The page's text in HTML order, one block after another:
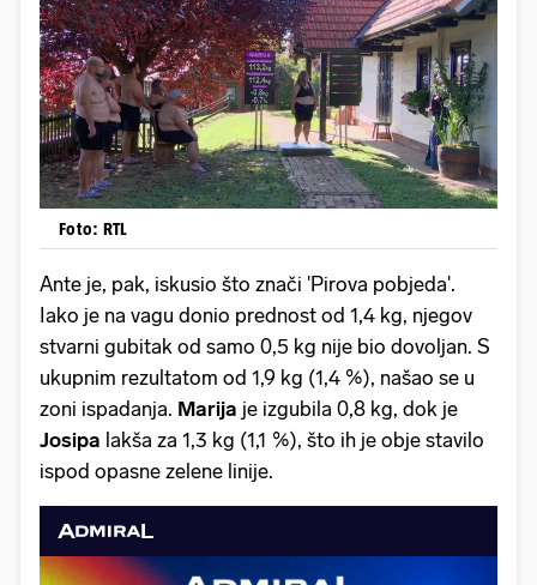
Foto: RTL
Ante je, pak, iskusio što znači 'Pirova pobjeda'.
Iako je na vagu donio prednost od 1,4 kg, njegov
stvarni gubitak od samo 0,5 kg nije bio dovoljan. S
ukupnim rezultatom od 1,9 kg (1,4 %), našao se u
zoni ispadanja. Marija je izgubila 0,8 kg, dok je
Josipa lakša za 1,3 kg (1,1 %), što ih je obje stavilo
ispod opasne zelene linije.